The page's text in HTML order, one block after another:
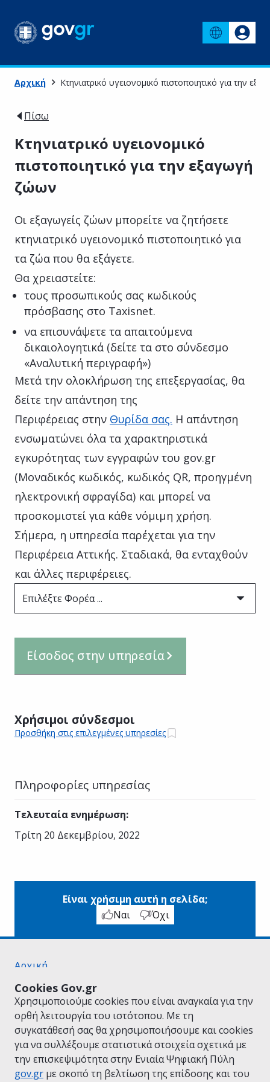
Cookies Gov.gr
Χρησιμοποιούμε cookies που είναι αναγκαία για την
ορθή λειτουργία του ιστότοπου. Με τη
συγκατάθεσή σας θα χρησιμοποιήσουμε και cookies
για να συλλέξουμε στατιστικά στοιχεία σχετικά με
την επισκεψιμότητα στην Ενιαία Ψηφιακή Πύλη
gov.gr με σκοπό τη βελτίωση της επίδοσης και του
Αρχική Κτηνιατρικό υγειονομικό πιστοποιητικό για την
Πίσω
Κτηνιατρικό υγειονομικό
πιστοποιητικό για την εξαγωγή
ζώων
Οι εξαγωγείς ζώων μπορείτε να ζητήσετε
κτηνιατρικό υγειονομικό πιστοποιητικό για
τα ζώα που θα εξάγετε.
Θα χρειαστείτε:
τους προσωπικούς σας κωδικούς
πρόσβασης στο Taxisnet.
να επισυνάψετε τα απαιτούμενα
δικαιολογητικά (δείτε τα στο σύνδεσμο
«Αναλυτική περιγραφή»)
Μετά την ολοκλήρωση της επεξεργασίας, θα
δείτε την απάντηση της
Περιφέρειας στην Θυρίδα σας. Η απάντηση
ενσωματώνει όλα τα χαρακτηριστικά
εγκυρότητας των εγγραφών του gov.gr
(Μοναδικός κωδικός, κωδικός QR, προηγμένη
ηλεκτρονική σφραγίδα) και μπορεί να
προσκομιστεί για κάθε νόμιμη χρήση.
Σήμερα, η υπηρεσία παρέχεται για την
Περιφέρεια Αττικής. Σταδιακά, θα ενταχθούν
και άλλες περιφέρειες.
Επιλέξτε Φορέα ...
Είσοδος στην υπηρεσία
Χρήσιμοι σύνδεσμοι
Προσθήκη στις επιλεγμένες υπηρεσίες
Πληροφορίες υπηρεσίας
Τελευταία ενημέρωση:
Τρίτη 20 Δεκεμβρίου, 2022
Είναι χρήσιμη αυτή η σελίδα;
Ναι
Όχι
Αρχική
Όροι Χρήσης
Πολιτική Απορρήτου
Δήλωση προσβασιμότητας
Πολιτική cookies
Προτάσεις για το gov.gr
Υλοποίηση από το Υπουργείο Ψηφιακής